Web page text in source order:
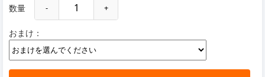
数量 - +
おまけ：